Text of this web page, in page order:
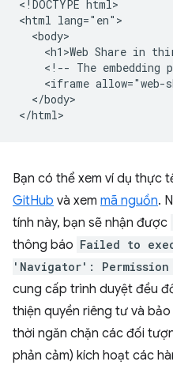
<!DOCTYPE html>
<html lang="en">
  <body>
<h1>Web Share in
<!-- The embedding
<iframe allow="web-
  </body>
Bạn có thể xem ví dụ thực
GitHub và xem mã nguồn.
tính này, bạn sẽ nhận được
thông báo Failed to
'Navigator': Permission
cung cấp trình duyệt đều
thiện quyền riêng tư và
thời ngăn chặn các đối
phản cảm) kích hoạt các